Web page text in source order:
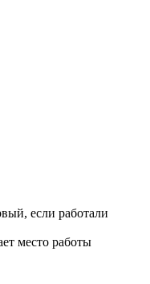
если работали
место работы